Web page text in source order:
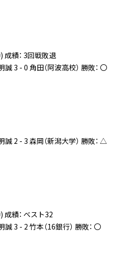
績： 3回戦敗退
3 - 0 角田（阿波高校） 勝敗： 〇
2 - 3 森岡（新潟大学） 勝敗： △
績： ベスト32
3 - 2 竹本（16銀行） 勝敗： 〇